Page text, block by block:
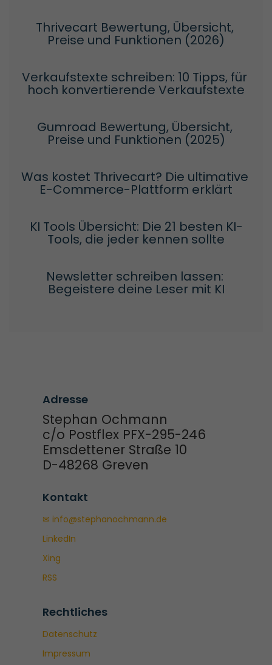
Thrivecart Bewertung, Übersicht,
Preise und Funktionen (2026)
Verkaufstexte schreiben: 10 Tipps, für
hoch konvertierende Verkaufstexte
Gumroad Bewertung, Übersicht,
Preise und Funktionen (2025)
Was kostet Thrivecart? Die ultimative
E-Commerce-Plattform erklärt
KI Tools Übersicht: Die 21 besten KI-
Tools, die jeder kennen sollte
Newsletter schreiben lassen:
Begeistere deine Leser mit KI
Adresse
Stephan Ochmann
c/o Postflex PFX-295-246
Emsdettener Straße 10
D-48268 Greven
Kontakt
✉ info@stephanochmann.de
LinkedIn
Xing
RSS
Rechtliches
Datenschutz
Impressum